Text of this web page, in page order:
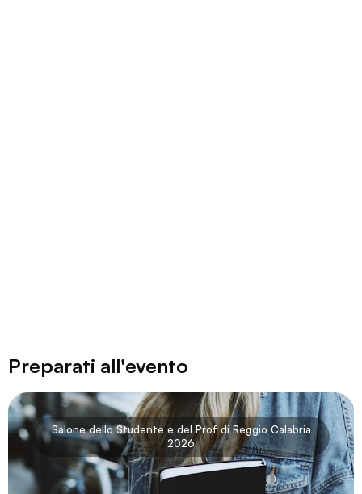
Preparati all'evento
Salone dello Studente e del Prof di Reggio Calabria
2026